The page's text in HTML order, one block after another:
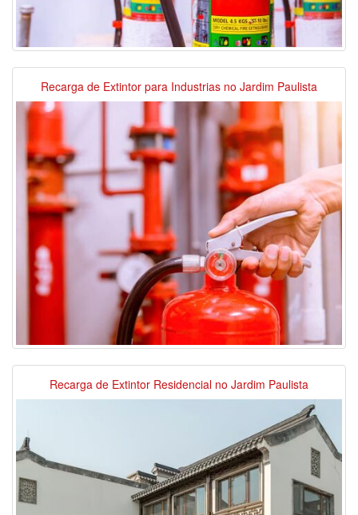
Recarga de Extintor para Industrias no Jardim Paulista
Recarga de Extintor Residencial no Jardim Paulista